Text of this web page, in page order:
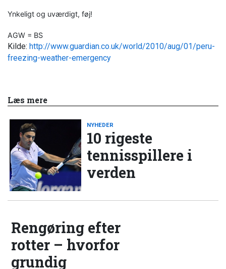
Ynkeligt og uværdigt, føj!
AGW = BS
Kilde: http://www.guardian.co.uk/world/2010/aug/01/peru-
freezing-weather-emergency
Læs mere
NYHEDER
10 rigeste
tennisspillere i
verden
Rengøring efter
rotter – hvorfor
grundig